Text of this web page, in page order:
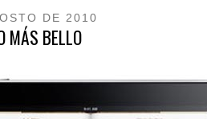
DE 2010
MÁS BELLO